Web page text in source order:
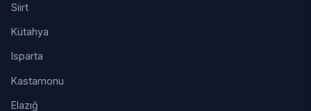
Siirt
Kütahya
Isparta
Kastamonu
Elazığ